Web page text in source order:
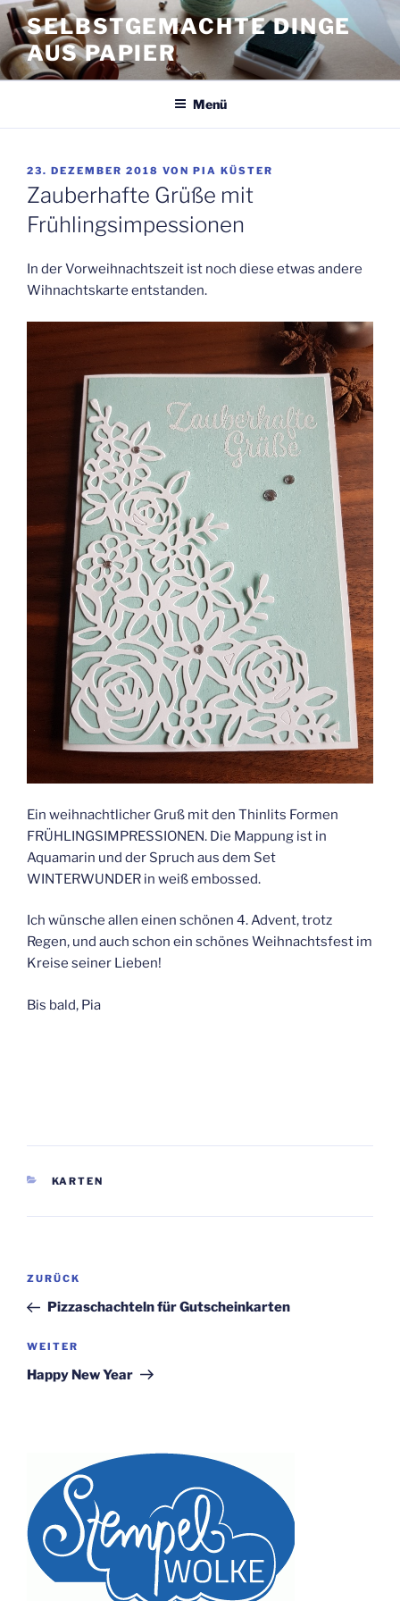
Zum
Inhalt
springen
SELBSTGEMACHTE DINGE
AUS PAPIER
Menü
VERÖFFENTLICHT
AM
23. DEZEMBER 2018 VON PIA KÜSTER
Zauberhafte Grüße mit
Frühlingsimpessionen
In der Vorweihnachtszeit ist noch diese etwas andere
Wihnachtskarte entstanden.
Ein weihnachtlicher Gruß mit den Thinlits Formen
FRÜHLINGSIMPRESSIONEN. Die Mappung ist in
Aquamarin und der Spruch aus dem Set
WINTERWUNDER in weiß embossed.
Ich wünsche allen einen schönen 4. Advent, trotz
Regen, und auch schon ein schönes Weihnachtsfest im
Kreise seiner Lieben!
Bis bald, Pia
KATEGORIEN
KARTEN
Beitragsnavigation
Vorheriger
Beitrag
ZURÜCK
Pizzaschachteln für Gutscheinkarten
Nächster
Beitrag
WEITER
Happy New Year